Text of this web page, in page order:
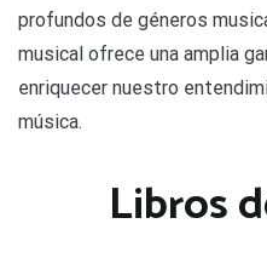
profundos de géneros
musical ofrece una amplia
enriquecer nuestro
música.
Libros